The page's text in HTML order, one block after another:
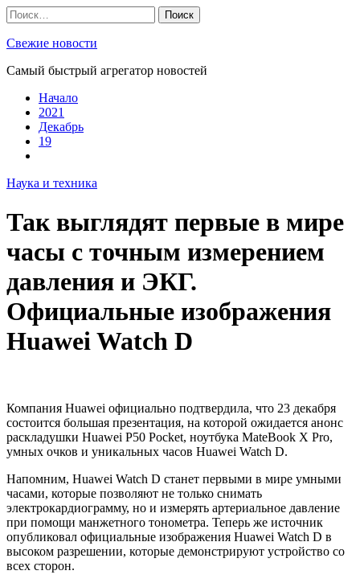
Skip
to
content
Найти:
Свежие новости
Самый быстрый агрегатор новостей
Начало
2021
Декабрь
19
Наука и техника
Так выглядят первые в мире
часы с точным измерением
давления и ЭКГ.
Официальные изображения
Huawei Watch D
Компания Huawei официально подтвердила, что 23 декабря
состоится большая презентация, на которой ожидается анонс
раскладушки Huawei P50 Pocket, ноутбука MateBook X Pro,
умных очков и уникальных часов Huawei Watch D.
Напомним, Huawei Watch D станет первыми в мире умными
часами, которые позволяют не только снимать
электрокардиограмму, но и измерять артериальное давление
при помощи манжетного тонометра. Теперь же источник
опубликовал официальные изображения Huawei Watch D в
высоком разрешении, которые демонстрируют устройство со
всех сторон.